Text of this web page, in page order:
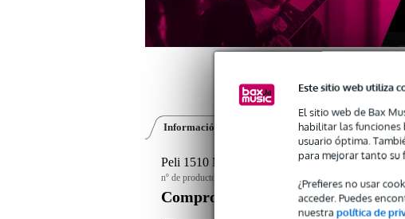
Este sitio web utiliza
El sitio web de Bax
habilitar las
usuario óptima.
para mejorar tanto su
¿Prefieres no usar
acceder. Puedes
nuestra política de
Información del producto Foto 360° Opiniones
Peli 1510 BKF Maleta negra con espuma
nº de producto:
Compromiso de servicio